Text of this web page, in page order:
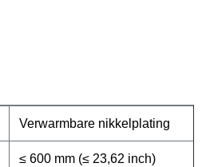
Verwarmbare nikkelplating
≤ 600 mm (≤ 23,62 inch)